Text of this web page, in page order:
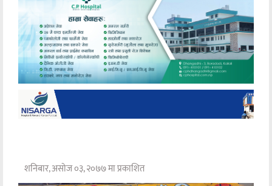
शनिबार, असोज ०३, २०७७ मा प्रकाशित